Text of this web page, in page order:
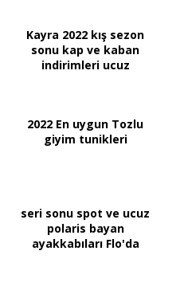
Kayra 2022 kış sezon
sonu kap ve kaban
indirimleri ucuz
2022 En uygun Tozlu
giyim tunikleri
seri sonu spot ve ucuz
polaris bayan
ayakkabıları Flo'da